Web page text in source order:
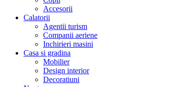
Accesorii
Calatorii
Agentii turism
Companii aeriene
Inchirieri masini
Casa si gradina
Mobilier
Design interior
Decoratiuni